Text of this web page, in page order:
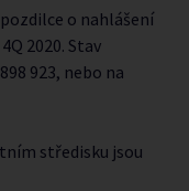
o nahlášení
2020. Stav
923, nebo na
středisku jsou